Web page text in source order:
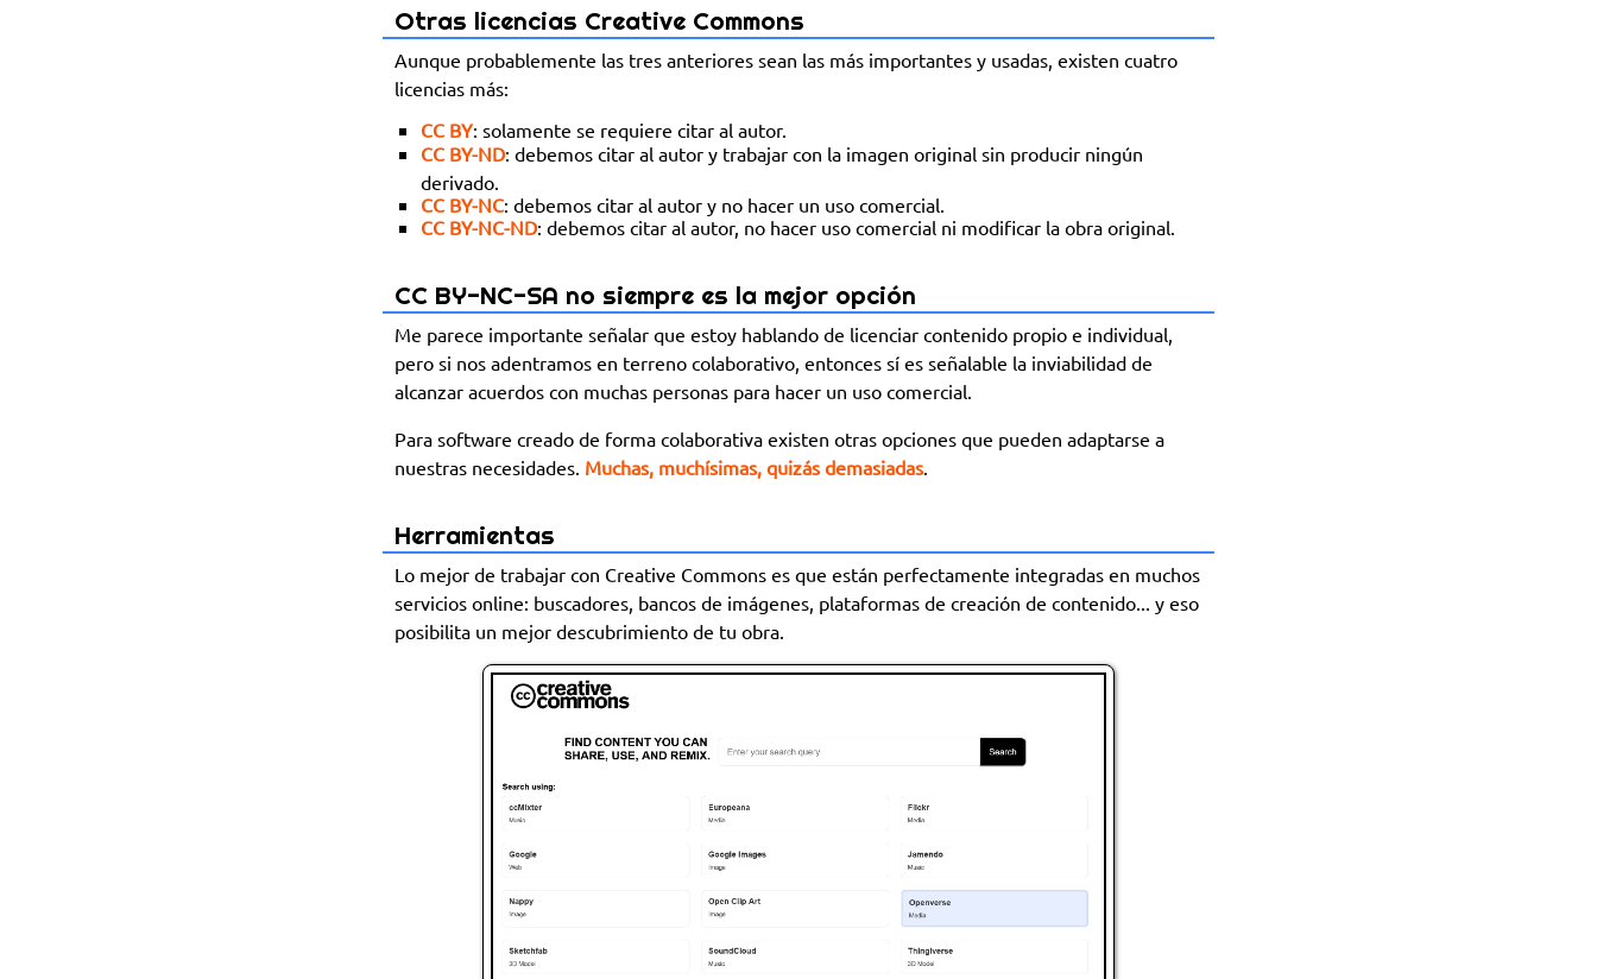
Otras licencias Creative Commons
Aunque probablemente las tres anteriores sean las más importantes y usadas, existen cuatro
licencias más:
CC BY: solamente se requiere citar al autor.
CC BY-ND: debemos citar al autor y trabajar con la imagen original sin producir ningún
derivado.
CC BY-NC: debemos citar al autor y no hacer un uso comercial.
CC BY-NC-ND: debemos citar al autor, no hacer uso comercial ni modificar la obra original.
CC BY-NC-SA no siempre es la mejor opción
Me parece importante señalar que estoy hablando de licenciar contenido propio e individual,
pero si nos adentramos en terreno colaborativo, entonces sí es señalable la inviabilidad de
alcanzar acuerdos con muchas personas para hacer un uso comercial.
Para software creado de forma colaborativa existen otras opciones que pueden adaptarse a
nuestras necesidades. Muchas, muchísimas, quizás demasiadas.
Herramientas
Lo mejor de trabajar con Creative Commons es que están perfectamente integradas en muchos
servicios online: buscadores, bancos de imágenes, plataformas de creación de contenido... y eso
posibilita un mejor descubrimiento de tu obra.